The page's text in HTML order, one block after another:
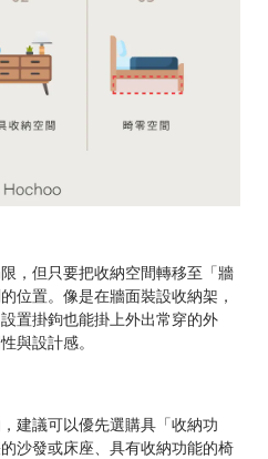
，但只要把收納空間轉移至「牆
位置。像是在牆面裝設收納架，
置掛鉤也能掛上外出常穿的外
與設計感。
建議可以優先選購具「收納功
沙發或床座、具有收納功能的椅